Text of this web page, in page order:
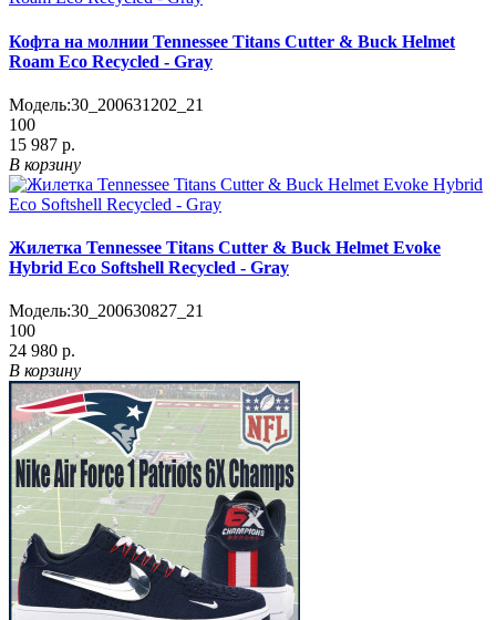
Кофта на молнии Tennessee Titans Cutter & Buck Helmet
Roam Eco Recycled - Gray
Модель:30_200631202_21
100
15 987 р.
В корзину
Жилетка Tennessee Titans Cutter & Buck Helmet Evoke
Hybrid Eco Softshell Recycled - Gray
Модель:30_200630827_21
100
24 980 р.
В корзину